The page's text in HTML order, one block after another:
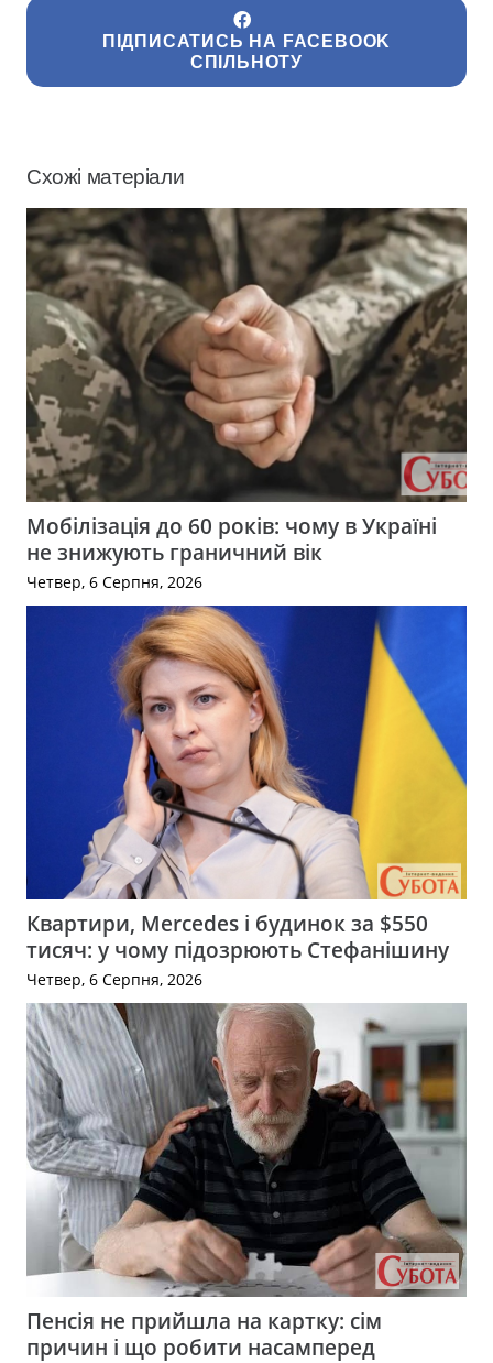
ПІДПИСАТИСЬ НА FACEBOOK
СПІЛЬНОТУ
Схожі матеріали
Мобілізація до 60 років: чому в Україні
не знижують граничний вік
Четвер, 6 Серпня, 2026
Квартири, Mercedes і будинок за $550
тисяч: у чому підозрюють Стефанішину
Четвер, 6 Серпня, 2026
Пенсія не прийшла на картку: сім
причин і що робити насамперед